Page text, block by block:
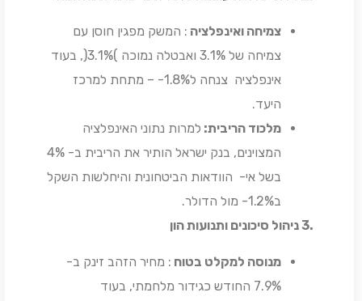
צמיחה ואינפלציה : המשק מפגין חוסן עם
צמיחה של 3.1% ואבטלה נמוכה )3.1%(, בעוד
אינפלציה צנחה ל1.8%- – מתחת למרכז
היעד.
מלכוד הריבית: למרות נתוני האינפלציה
המצוינים, בנק ישראל הותיר את הריבית ב- 4%
בשל אי- הוודאות הביטחונית והיחלשות השקל
ב1.2%- מול הדולר.
.3
ניהול סיכונים ותנועות הון
מנוסה למקלט בטוח : מחיר הזהב זינק ב-
7.9% החודש כגידור מלחמתי, בעוד